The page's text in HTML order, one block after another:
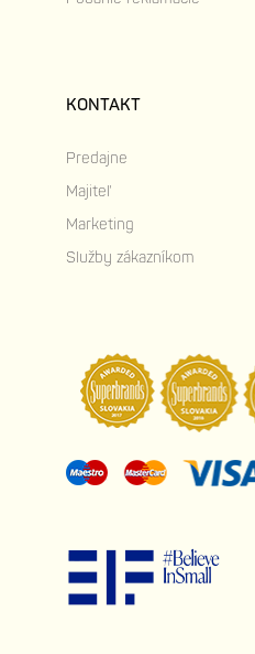
KONTAKT
Predajne
Majiteľ
Marketing
Služby zákazníkom